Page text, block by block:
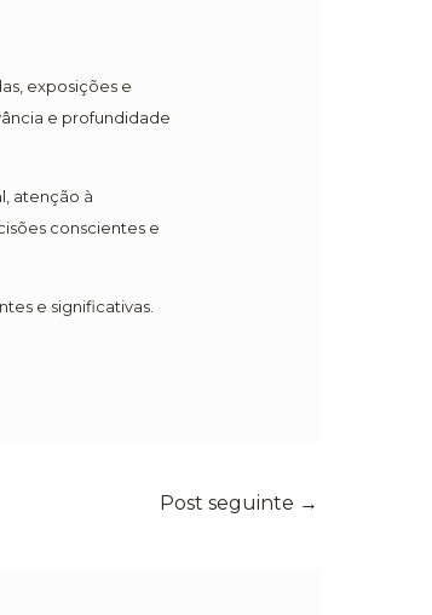
exposições e
e profundidade
atenção à
conscientes e
e significativas.
Post seguinte →